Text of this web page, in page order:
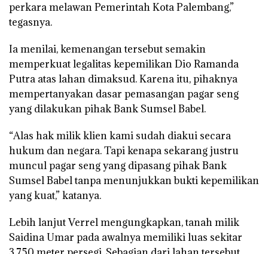
perkara melawan Pemerintah Kota Palembang,”
tegasnya.
Ia menilai, kemenangan tersebut semakin
memperkuat legalitas kepemilikan Dio Ramanda
Putra atas lahan dimaksud. Karena itu, pihaknya
mempertanyakan dasar pemasangan pagar seng
yang dilakukan pihak Bank Sumsel Babel.
“Alas hak milik klien kami sudah diakui secara
hukum dan negara. Tapi kenapa sekarang justru
muncul pagar seng yang dipasang pihak Bank
Sumsel Babel tanpa menunjukkan bukti kepemilikan
yang kuat,” katanya.
Lebih lanjut Verrel mengungkapkan, tanah milik
Saidina Umar pada awalnya memiliki luas sekitar